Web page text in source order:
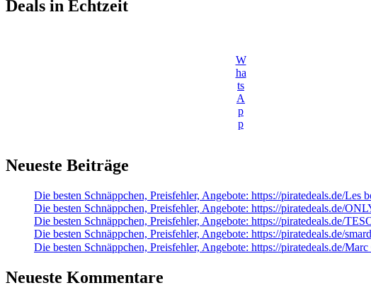
Deals in Echtzeit
W
ha
ts
A
p
p
Neueste Beiträge
Die besten Schnäppchen, Preisfehler, Angebote: https://piratedeals.de/Les
Die besten Schnäppchen, Preisfehler, Angebote: https://piratedeals.de/
Die besten Schnäppchen, Preisfehler, Angebote: https://piratedeals.de/
Die besten Schnäppchen, Preisfehler, Angebote: https://piratedeals.de/
Neueste Kommentare